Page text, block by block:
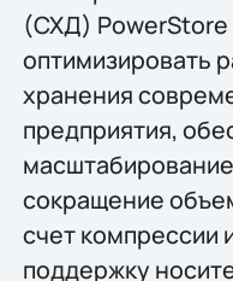
(СХД) PowerStore
оптимизировать
хранения
предприятия,
сокращение
счет компрессии
поддержку